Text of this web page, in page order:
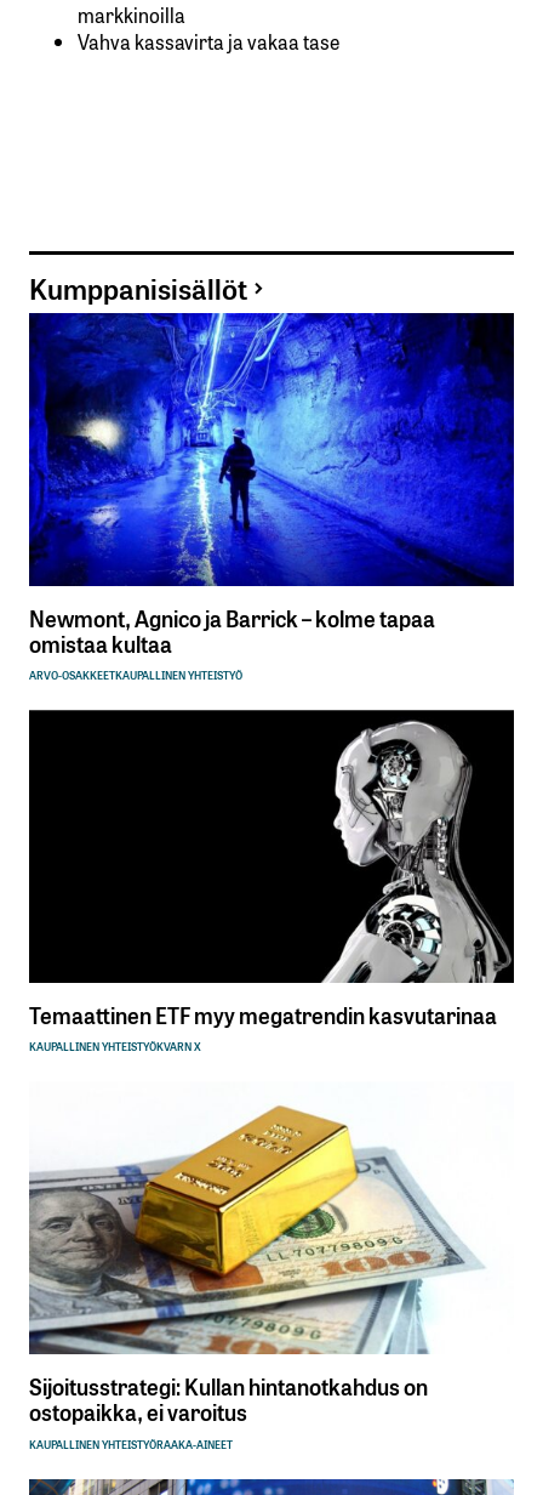
markkinoilla
Vahva kassavirta ja vakaa tase
Kumppanisisällöt
Newmont, Agnico ja Barrick – kolme tapaa
omistaa kultaa
ARVO-OSAKKEETKAUPALLINEN YHTEISTYÖ
Temaattinen ETF myy megatrendin kasvutarinaa
KAUPALLINEN YHTEISTYÖKVARN X
Sijoitusstrategi: Kullan hintanotkahdus on
ostopaikka, ei varoitus
KAUPALLINEN YHTEISTYÖRAAKA-AINEET